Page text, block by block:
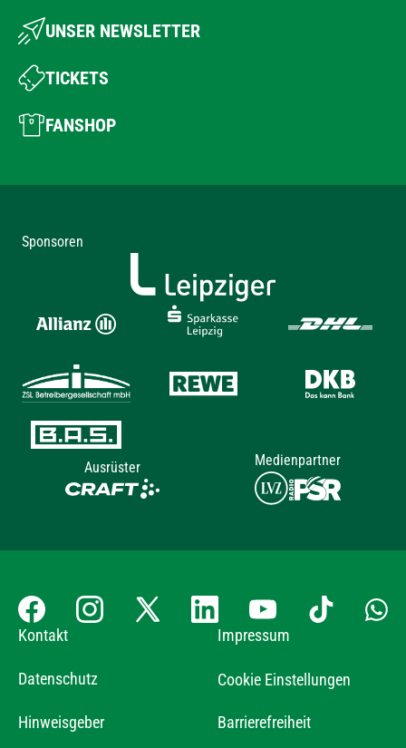
UNSER NEWSLETTER
TICKETS
FANSHOP
Sponsoren
Ausrüster Medienpartner
Kontakt Impressum
Datenschutz Cookie Einstellungen
Hinweisgeber Barrierefreiheit